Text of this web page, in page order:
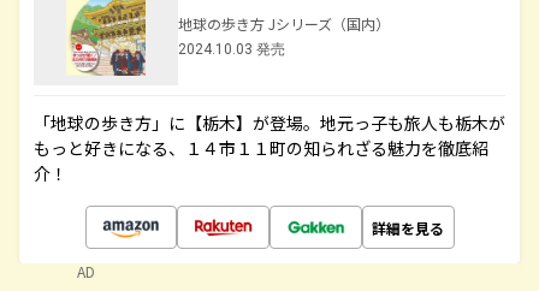
地球の歩き方 Jシリーズ（国内）
2024.10.03 発売
「地球の歩き方」に【栃木】が登場。地元っ子も旅人も栃木が
もっと好きになる、１４市１１町の知られざる魅力を徹底紹
介！
詳細を見る
AD